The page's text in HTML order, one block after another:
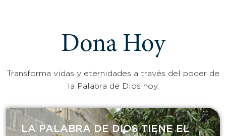
Dona Hoy
Transforma vidas y eternidades a través del poder de
la Palabra de Dios hoy.
LA PALABRA DE DIOS TIENE EL